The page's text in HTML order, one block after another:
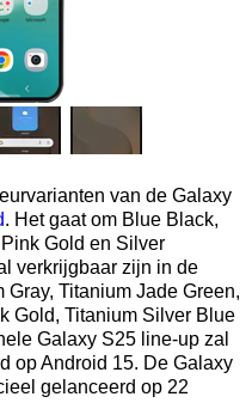
van de Galaxy
. Het gaat om Blue Black,
Gold en Silver
verkrijgbaar zijn in de
Titanium Jade Green,
Gold, Titanium Silver Blue
Galaxy S25 line-up zal
op Android 15. De Galaxy
gelanceerd op 22